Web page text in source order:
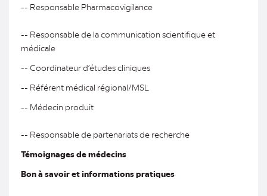
-- Responsable Pharmacovigilance
-- Responsable de la communication scientifique et
médicale
-- Coordinateur d’études cliniques
-- Référent médical régional/MSL
-- Médecin produit
-- Responsable de partenariats de recherche
Témoignages de médecins
Bon à savoir et informations pratiques